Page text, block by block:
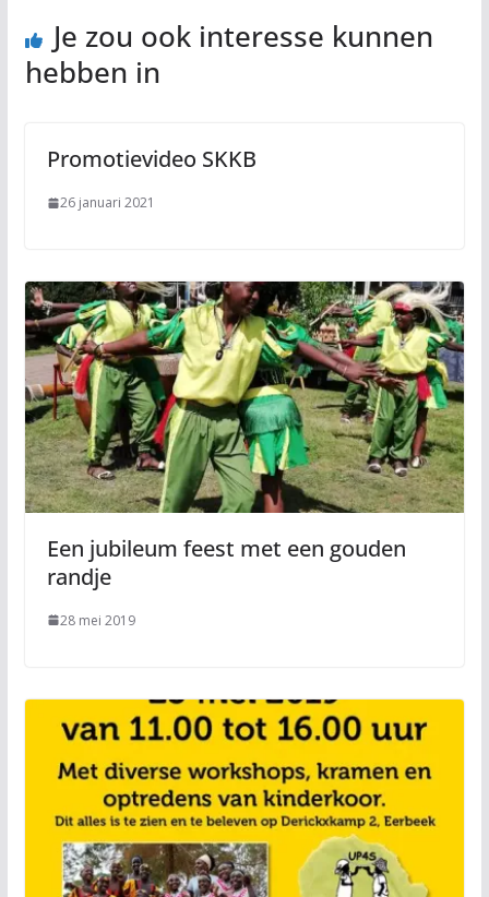
Je zou ook interesse kunnen
hebben in
Promotievideo SKKB
26 januari 2021
Een jubileum feest met een gouden
randje
28 mei 2019